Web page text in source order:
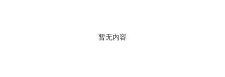
暂无内容